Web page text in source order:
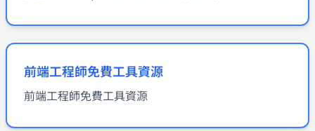
前端工程師免費工具資源
前端工程師免費工具資源